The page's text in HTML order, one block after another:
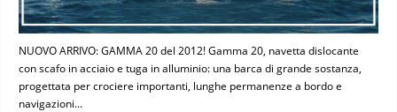
NUOVO ARRIVO: GAMMA 20 del 2012! Gamma 20, navetta dislocante
con scafo in acciaio e tuga in alluminio: una barca di grande sostanza,
progettata per crociere importanti, lunghe permanenze a bordo e
navigazioni...